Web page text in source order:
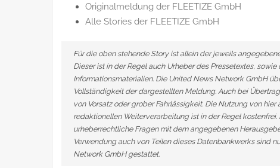
Originalmeldung der FLEETIZE GmbH
Alle Stories der FLEETIZE GmbH
Für die oben stehende Story ist allein der jeweils
Dieser ist in der Regel auch Urheber des Pressetextes,
Informationsmaterialien. Die United News Network GmbH
Vollständigkeit der dargestellten Meldung. Auch bei
von Vorsatz oder grober Fahrlässigkeit. Die Nutzung von
redaktionellen Weiterverarbeitung ist in der Regel
urheberrechtliche Fragen mit dem angegebenen
Verwendung auch von Teilen dieses Datenbankwerks sind
Network GmbH gestattet.